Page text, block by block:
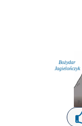
Bożydar
Jagielończyk